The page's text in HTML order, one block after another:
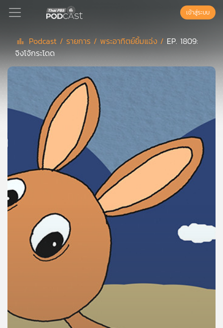
Podcast
ลิ
เพล
ย์
ลิ
สต์
เข้าสู่ระบบ
Podcast / รายการ /พระอาทิตย์ยิ้มแฉ่ง / EP. 1809:
จิงโจ้กระโดด